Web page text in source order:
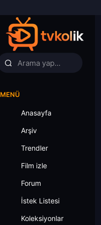
MENÜ
Anasayfa
Arşiv
Trendler
Film izle
Forum
İstek Listesi
Koleksiyonlar